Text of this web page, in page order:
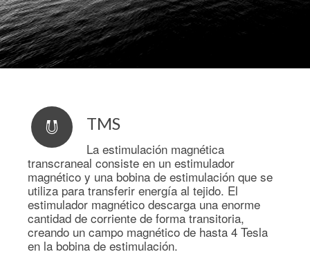
TMS
La estimulación magnética
transcraneal consiste en un estimulador
magnético y una bobina de estimulación que se
utiliza para transferir energía al tejido. El
estimulador magnético descarga una enorme
cantidad de corriente de forma transitoria,
creando un campo magnético de hasta 4 Tesla
en la bobina de estimulación.